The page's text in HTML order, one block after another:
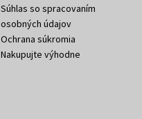
Súhlas so spracovaním
osobných údajov
Ochrana súkromia
Nakupujte výhodne